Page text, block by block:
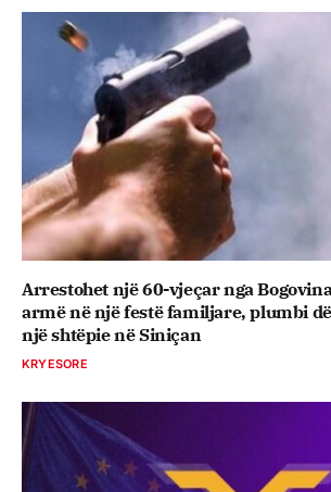
Arrestohet një 60-vjeçar nga
armë në një festë familjare, plumbi
një shtëpie në Siniçan
KRYESORE